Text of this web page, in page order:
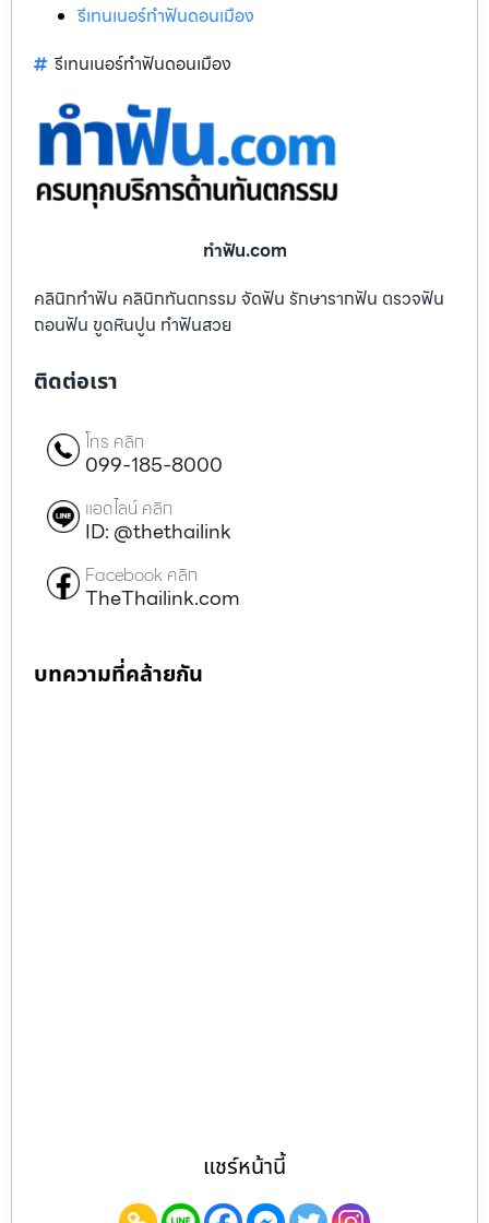
รีเทนเนอร์ทำฟันดอนเมือง
รีเทนเนอร์ทำฟันดอนเมือง
ทําฟัน.com
คลินิกทำฟัน คลินิกทันตกรรม จัดฟัน รักษารากฟัน ตรวจฟัน
ถอนฟัน ขูดหินปูน ทำฟันสวย
ติดต่อเรา
โทร คลิก
099-185-8000
แอดไลน์ คลิก
ID: @thethailink
Facebook คลิก
TheThailink.com
บทความที่คล้ายกัน
แชร์หน้านี้